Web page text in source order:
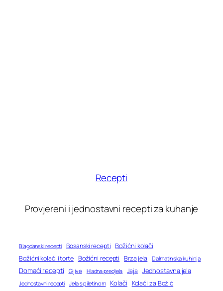
Recepti
Provjereni i jednostavni recepti za kuhanje
Blagdanski recepti Bosanski recepti Božićni kolači
Božićni kolači i torte Božićni recepti Brza jela Dalmatinska kuhinja
Domaći recepti Gljive Hladna predjela Jaja Jednostavna jela
Jednostavni recepti Jela s piletinom Kolači Kolači za Božić